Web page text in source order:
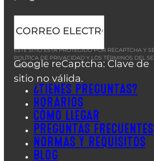
Google reCaptcha: Clave de
sitio no válida.
ESTE SITIO ESTÁ PROTEGIDO POR RECAPTCHA Y
POLÍTICA DE PRIVACIDAD Y LOS TÉRMINOS DEL
GOOGLE.
¿TIENES PREGUNTAS?
HORARIOS
CÓMO LLEGAR
PREGUNTAS FRECUENTES
NORMAS Y REQUISITOS
BLOG